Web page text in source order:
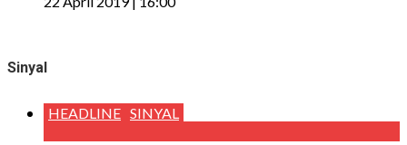
Sinyal
HEADLINE SINYAL